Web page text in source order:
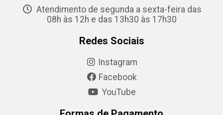
Atendimento de segunda a sexta-feira das
08h às 12h e das 13h30 às 17h30
Redes Sociais
Instagram
Facebook
YouTube